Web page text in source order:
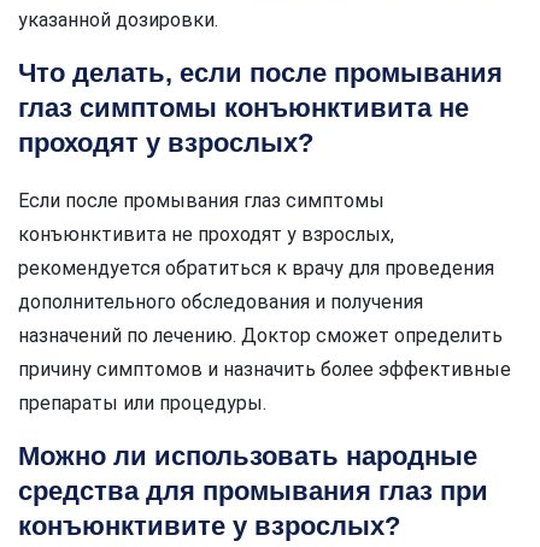
указанной дозировки.
Что делать, если после промывания
глаз симптомы конъюнктивита не
проходят у взрослых?
Если после промывания глаз симптомы
конъюнктивита не проходят у взрослых,
рекомендуется обратиться к врачу для проведения
дополнительного обследования и получения
назначений по лечению. Доктор сможет определить
причину симптомов и назначить более эффективные
препараты или процедуры.
Можно ли использовать народные
средства для промывания глаз при
конъюнктивите у взрослых?